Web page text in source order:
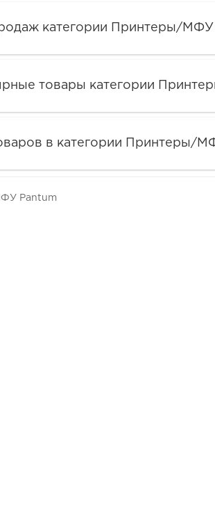
категории Принтеры/МФУ
товары категории
в категории Принтеры/
Pantum